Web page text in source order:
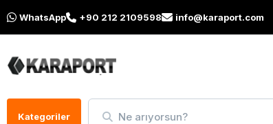
WhatsApp +90 212 2109598 info@karaport.com
Kategoriler Ne arıyorsun?